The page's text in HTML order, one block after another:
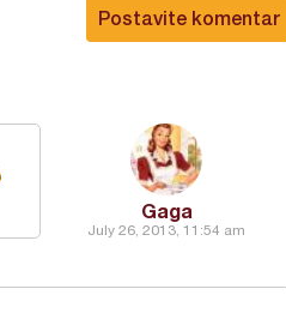
Postavite komentar
Gaga
July 26, 2013, 11:54 am